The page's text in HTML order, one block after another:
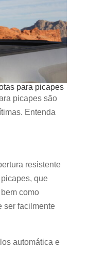
para picapes
picapes são
Entenda
resistente
que
como
ser facilmente
automática e